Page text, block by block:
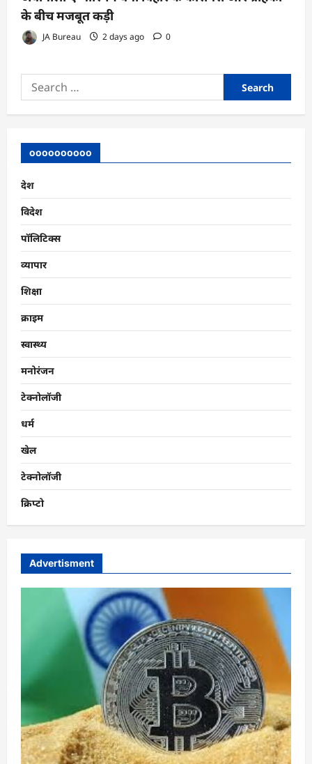
के बीच मजबूत कड़ी
JA Bureau 2 days ago 0
Search
for:
oooooooooo
देश
विदेश
पॉलिटिक्स
व्यापार
शिक्षा
क्राइम
स्वास्थ्य
मनोरंजन
टेक्नोलॉजी
धर्म
खेल
टेक्नोलॉजी
क्रिप्टो
Advertisment